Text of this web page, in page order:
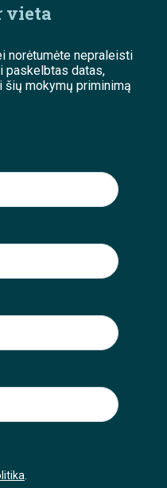
vieta
norėtumėte nepraleisti
paskelbtas datas,
šių mokymų priminimą